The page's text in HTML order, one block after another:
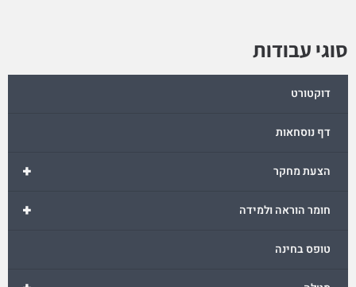
סוגי עבודות
דוקטורט
דף נוסחאות
+ הצעת מחקר
+ חומר הוראה ולמידה
טופס בחינה